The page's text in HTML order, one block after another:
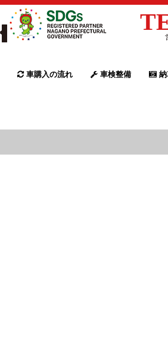
車購入の流れ 車検整備 納